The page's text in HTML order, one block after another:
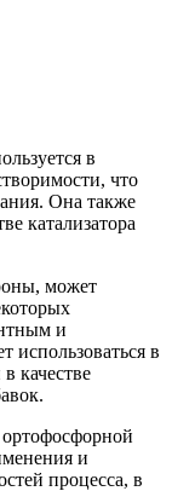
в
что
Она также
катализатора
может
и
использоваться в
качестве
и
процесса, в